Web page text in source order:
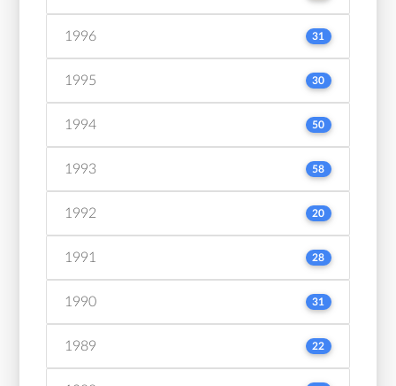
1996 31
1995 30
1994 50
1993 58
1992 20
1991 28
1990 31
1989 22